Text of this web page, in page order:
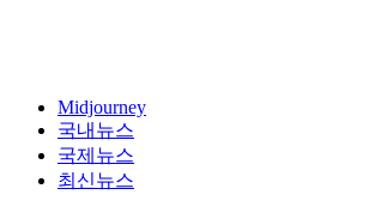
Midjourney
국내뉴스
국제뉴스
최신뉴스